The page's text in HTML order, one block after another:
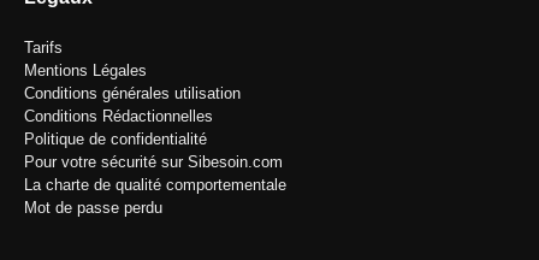
Tarifs
Mentions Légales
Conditions générales utilisation
Conditions Rédactionnelles
Politique de confidentialité
Pour votre sécurité sur Sibesoin.com
La charte de qualité comportementale
Mot de passe perdu